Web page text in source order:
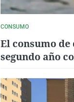
CONSUMO
El consumo de
segundo año